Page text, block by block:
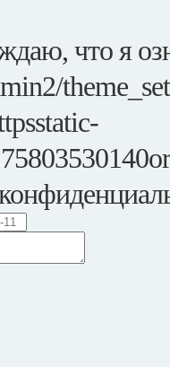
что я